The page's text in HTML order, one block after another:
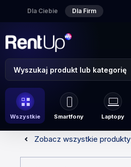
Dla Ciebie Dla Firm
Wszystkie Smartfony Laptopy
Zobacz wszystkie produkty